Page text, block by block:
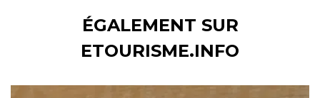
ÉGALEMENT SUR
ETOURISME.INFO